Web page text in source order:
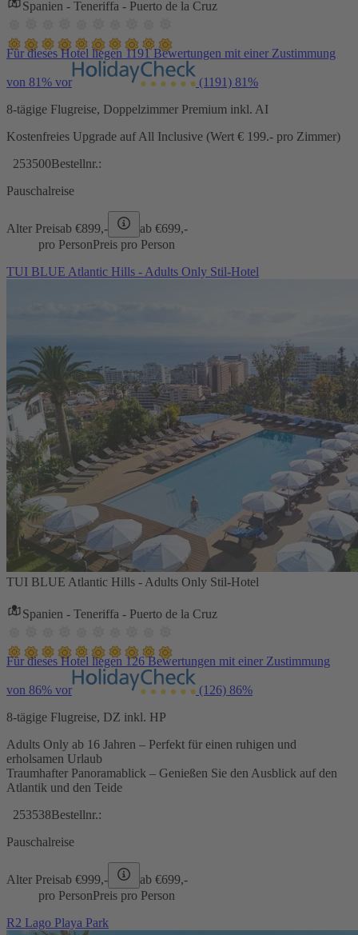
Spanien - Teneriffa - Puerto de la Cruz
Für dieses Hotel liegen 1191 Bewertungen mit einer Zustimmung
von 81% vor (1191) 81%
8-tägige Flugreise, Doppelzimmer Premium inkl. AI
Kostenfreies Upgrade auf All Inclusive (Wert € 199.- pro Zimmer)
253500Bestellnr.:
Pauschalreise
Alter Preisab €899,- ab €699,-
pro PersonPreis pro Person
TUI BLUE Atlantic Hills - Adults Only Stil-Hotel
TUI BLUE Atlantic Hills - Adults Only Stil-Hotel
Spanien - Teneriffa - Puerto de la Cruz
Für dieses Hotel liegen 126 Bewertungen mit einer Zustimmung
von 86% vor (126) 86%
8-tägige Flugreise, DZ inkl. HP
Adults Only ab 16 Jahren – Perfekt für einen ruhigen und
erholsamen Urlaub
Traumhafter Panoramablick – Genießen Sie den Ausblick auf den
Atlantik und den Teide
253538Bestellnr.:
Pauschalreise
Alter Preisab €999,- ab €699,-
pro PersonPreis pro Person
R2 Lago Playa Park